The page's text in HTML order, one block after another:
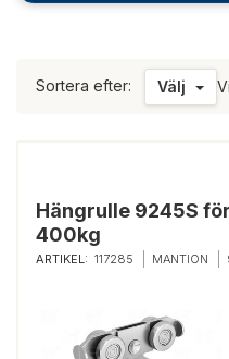
Sortera efter: Välj
Hängrulle 9245S
400kg
ARTIKEL: 117285 MANTION